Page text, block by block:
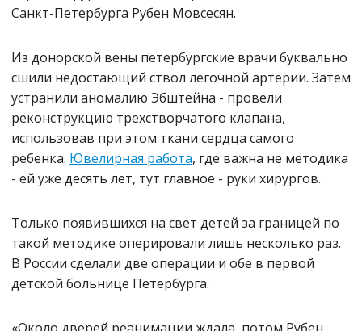
Санкт-Петербурга Рубен Мовсесян.
Из донорской вены петербургские врачи буквально
сшили недостающий ствол легочной артерии. Затем
устранили аномалию Эбштейна - провели
реконструкцию трехстворчатого клапана,
использовав при этом ткани сердца самого
ребенка. Ювелирная работа, где важна не методика
- ей уже десять лет, тут главное - руки хирургов.
Только появившихся на свет детей за границей по
такой методике оперировали лишь несколько раз.
В России сделали две операции и обе в первой
детской больнице Петербурга.